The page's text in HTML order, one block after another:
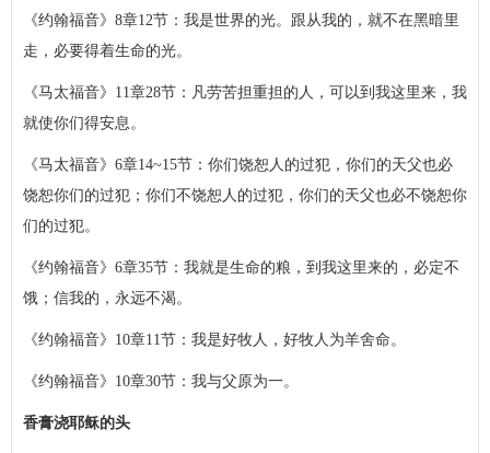
《约翰福音》8章12节：我是世界的光。跟从我的，就不在黑暗里
走，必要得着生命的光。
《马太福音》11章28节：凡劳苦担重担的人，可以到我这里来，我
就使你们得安息。
《马太福音》6章14~15节：你们饶恕人的过犯，你们的天父也必
饶恕你们的过犯；你们不饶恕人的过犯，你们的天父也必不饶恕你
们的过犯。
《约翰福音》6章35节：我就是生命的粮，到我这里来的，必定不
饿；信我的，永远不渴。
《约翰福音》10章11节：我是好牧人，好牧人为羊舍命。
《约翰福音》10章30节：我与父原为一。
香膏浇耶稣的头